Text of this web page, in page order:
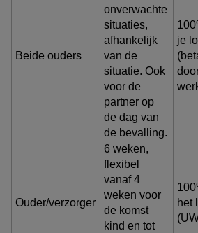
Beide ouders
onverwachte
situaties,
afhankelijk
van de
situatie. Ook
voor de
partner op
de dag van
de bevalling.
je
Ouder/verzorger
6 weken,
flexibel
vanaf 4
weken voor
de komst
kind en tot
het